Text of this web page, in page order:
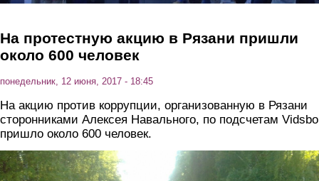
На протестную акцию в Рязани пришли
около 600 человек
понедельник, 12 июня, 2017 - 18:45
На акцию против коррупции, организованную в Рязани
сторонниками Алексея Навального, по подсчетам
пришло около 600 человек.
2.jpg